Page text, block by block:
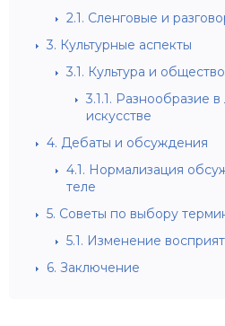
2.1. Сленговые и
3. Культурные аспекты
3.1. Культура и общество
3.1.1. Разнообразие в
искусстве
4. Дебаты и обсуждения
4.1. Нормализация
теле
5. Советы по выбору
5.1. Изменение
6. Заключение